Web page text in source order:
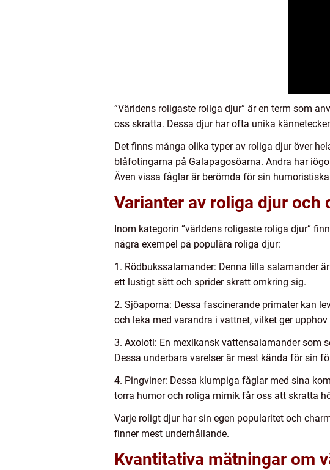
”Världens roligaste roliga djur” är en term som
oss skratta. Dessa djur har ofta unika
Det finns många olika typer av roliga djur över
blåfotingarna på Galapagosöarna. Andra har
Även vissa fåglar är berömda för sin
Varianter av roliga djur och
Inom kategorin ”världens roligaste roliga djur”
några exempel på populära roliga djur:
1. Rödbukssalamander: Denna lilla salamander
ett lustigt sätt och sprider skratt omkring sig.
2. Sjöaporna: Dessa fascinerande primater kan
och leka med varandra i vattnet, vilket ger
3. Axolotl: En mexikansk vattensalamander som
Dessa underbara varelser är mest kända för sin
4. Pingviner: Dessa klumpiga fåglar med sina
torra humor och roliga mimik får oss att skratta
Varje roligt djur har sin egen popularitet och
finner mest underhållande.
Kvantitativa mätningar om